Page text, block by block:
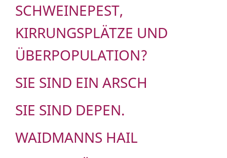
SCHWEINEPEST,
KIRRUNGSPLÄTZE UND
ÜBERPOPULATION?
SIE SIND EIN ARSCH
SIE SIND DEPEN.
WAIDMANNS HAIL